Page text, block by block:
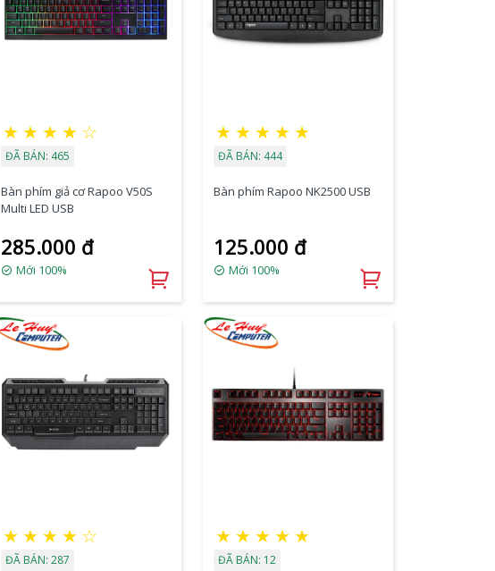
★ ★ ★ ★ ☆
ĐÃ BÁN: 465
Bàn phím giả cơ Rapoo V50S
Multi LED USB
285.000 đ
Mới 100%
★ ★ ★ ★ ★
ĐÃ BÁN: 444
Bàn phím Rapoo NK2500 USB
125.000 đ
Mới 100%
★ ★ ★ ★ ☆
ĐÃ BÁN: 287
★ ★ ★ ★ ★
ĐÃ BÁN: 12